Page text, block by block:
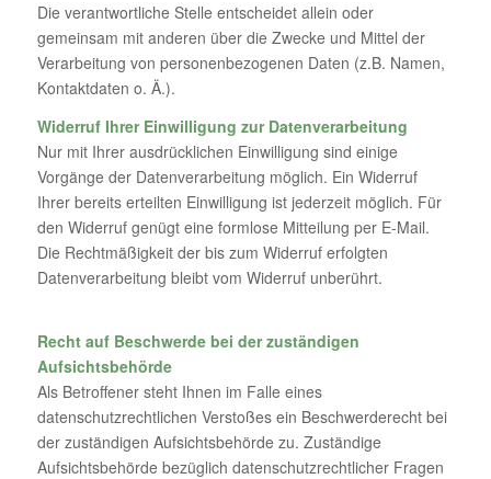
Die verantwortliche Stelle entscheidet allein oder
gemeinsam mit anderen über die Zwecke und Mittel der
Verarbeitung von personenbezogenen Daten (z.B. Namen,
Kontaktdaten o. Ä.).
Widerruf Ihrer Einwilligung zur Datenverarbeitung
Nur mit Ihrer ausdrücklichen Einwilligung sind einige
Vorgänge der Datenverarbeitung möglich. Ein Widerruf
Ihrer bereits erteilten Einwilligung ist jederzeit möglich. Für
den Widerruf genügt eine formlose Mitteilung per E-Mail.
Die Rechtmäßigkeit der bis zum Widerruf erfolgten
Datenverarbeitung bleibt vom Widerruf unberührt.
Recht auf Beschwerde bei der zuständigen
Aufsichtsbehörde
Als Betroffener steht Ihnen im Falle eines
datenschutzrechtlichen Verstoßes ein Beschwerderecht bei
der zuständigen Aufsichtsbehörde zu. Zuständige
Aufsichtsbehörde bezüglich datenschutzrechtlicher Fragen